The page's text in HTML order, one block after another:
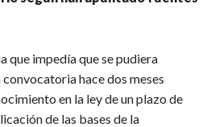
que impedía que se pudiera
hace dos meses
en la ley de un plazo de
de las bases de la